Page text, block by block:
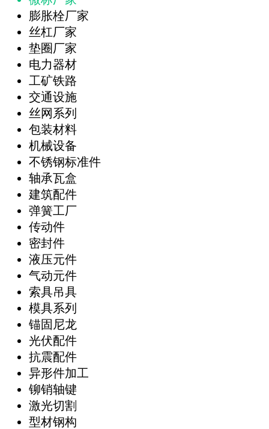
膨胀栓厂家
丝杠厂家
垫圈厂家
电力器材
工矿铁路
交通设施
丝网系列
包装材料
机械设备
不锈钢标准件
轴承瓦盒
建筑配件
弹簧工厂
传动件
密封件
液压元件
气动元件
索具吊具
模具系列
锚固尼龙
光伏配件
抗震配件
异形件加工
铆销轴键
激光切割
型材钢构